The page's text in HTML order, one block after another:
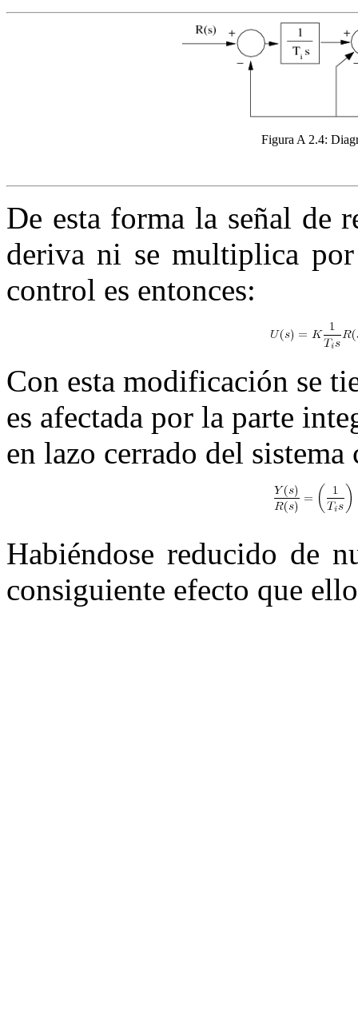
Figura A 2.4:
De esta forma la señal de
deriva ni se multiplica
control es entonces:
Con esta modificación se
es afectada por la parte
en lazo cerrado del
Habiéndose reducido de
consiguiente efecto que